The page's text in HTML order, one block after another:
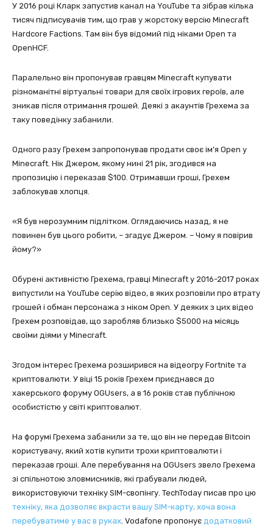
У 2016 році Кларк запустив канал на YouTube та зібрав кілька
тисяч підписувачів тим, що грав у жорстоку версію Minecraft
Hardcore Factions. Там він був відомий під ніками Open та
OpenHCF.
Паралельно він пропонував гравцям Minecraft купувати
різноманітні віртуальні товари для своїх ігрових героїв, але
зникав після отримання грошей. Деякі з акаунтів Грехема за
таку поведінку забанили.
Одного разу Грехем запропонував продати своє ім’я Open у
Minecraft. Нік Джером, якому нині 21 рік, згодився на
пропозицію і переказав $100. Отримавши гроші, Грехем
заблокував хлопця.
«Я був нерозумним підлітком. Оглядаючись назад, я не
повинен був цього робити, – згадує Джером. – Чому я повірив
йому?»
Обурені активністю Грехема, гравці Minecraft у 2016-2017 роках
випустили на YouTube серію відео, в яких розповіли про втрату
грошей і обман персонажа з ніком Open. У деяких з цих відео
Грехем розповідав, що заробляв близько $5000 на місяць
своїми діями у Minecraft.
Згодом інтерес Грехема розширився на відеогру Fortnite та
криптовалюти. У віці 15 років Грехем приєднався до
хакерського форуму OGUsers, а в 16 років став публічною
особистістю у світі криптовалют.
На форумі Грехема забанили за те, що він не передав Bitcoin
користувачу, який хотів купити трохи криптовалюти і
переказав гроші. Але перебування на OGUsers звело Грехема
зі спільнотою зловмисників, які грабували людей,
використовуючи техніку SIM-свопінгу. TechToday писав про цю
техніку, яка дозволяє вкрасти вашу SIM-карту, хоча вона
перебуватиме у вас в руках . Vodafone пропонує додатковий